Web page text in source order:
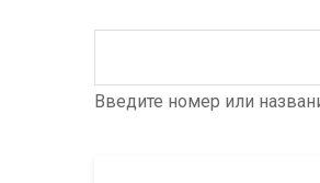
Введите номер или